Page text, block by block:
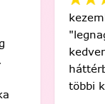
a
a
pedig a
kedvencem 😍"